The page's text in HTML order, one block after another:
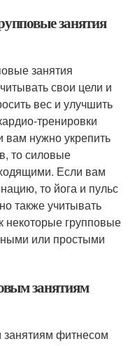
занятия
занятия
свои цели и
вес и улучшить
тренировки
нужно укрепить
то силовые
Если вам
то йога и пульс
также учитывать
некоторые групповые
или простыми
занятиям
занятиям фитнесом